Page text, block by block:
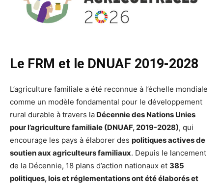
Le FRM et le DNUAF 2019-2028
L’agriculture familiale a été reconnue à l’échelle mondiale
comme un modèle fondamental pour le développement
rural durable à travers la Décennie des Nations Unies
pour l’agriculture familiale (DNUAF, 2019-2028), qui
encourage les pays à élaborer des politiques actives de
soutien aux agriculteurs familiaux. Depuis le lancement
de la Décennie, 18 plans d’action nationaux et 385
politiques, lois et réglementations ont été élaborés et